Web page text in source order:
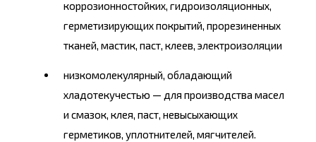
коррозионностойких, гидроизоляционных,
герметизирующих покрытий, прорезиненных
тканей, мастик, паст, клеев, электроизоляции
низкомолекулярный, обладающий
хладотекучестью — для производства масел
и смазок, клея, паст, невысыхающих
герметиков, уплотнителей, мягчителей.